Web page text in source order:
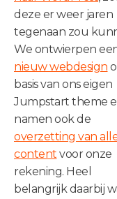
deze er weer jaren
tegenaan zou
We ontwierpen
nieuw webdesign
basis van ons eigen
Jumpstart theme
namen ook de
overzetting van
content voor onze
rekening. Heel
belangrijk daarbij